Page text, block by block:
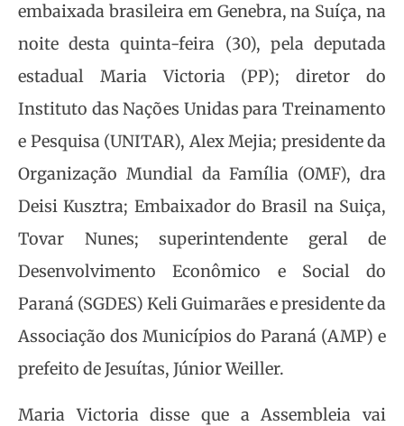
embaixada brasileira em Genebra, na Suíça, na
noite desta quinta-feira (30), pela deputada
estadual Maria Victoria (PP); diretor do
Instituto das Nações Unidas para Treinamento
e Pesquisa (UNITAR), Alex Mejia; presidente da
Organização Mundial da Família (OMF), dra
Deisi Kusztra; Embaixador do Brasil na Suiça,
Tovar Nunes; superintendente geral de
Desenvolvimento Econômico e Social do
Paraná (SGDES) Keli Guimarães e presidente da
Associação dos Municípios do Paraná (AMP) e
prefeito de Jesuítas, Júnior Weiller.
Maria Victoria disse que a Assembleia vai